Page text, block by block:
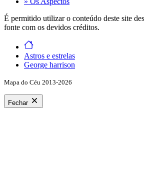
É permitido utilizar o conteúdo deste site
fonte com os devidos créditos.
Astros e estrelas
George harrison
Mapa do Céu 2013-2026
Fechar